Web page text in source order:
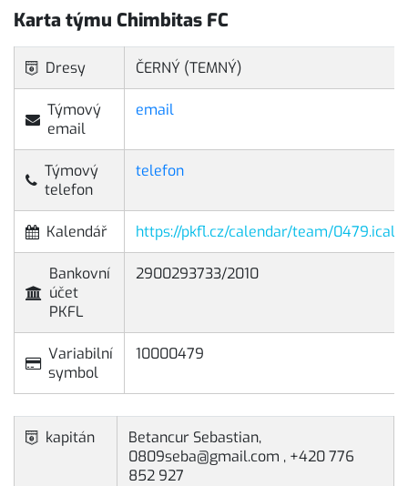
Karta týmu Chimbitas FC
Dresy ČERNÝ (TEMNÝ)
Týmový
email
email
Týmový
telefon
telefon
Kalendář https://pkfl.cz/calendar/team/0479.ical
Bankovní
účet
PKFL
2900293733/2010
Variabilní
symbol
10000479
kapitán
Betancur Sebastian,
0809seba@gmail.com , +420 776
852 927